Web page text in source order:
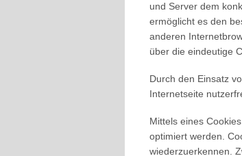
und Server dem
ermöglicht es den
anderen
über die eindeutige
Durch den Einsatz
Internetseite
Mittels eines
optimiert werden.
wiederzuerkennen.